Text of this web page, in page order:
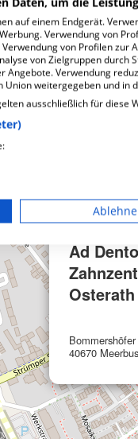
von Ad Dento
Ad
Osterath
40670
auf einem Endgerät.
Verwendung von
von Profilen
von Zielgruppen
Angebote. Verwendung
weitergegeben und in
ausschließlich für diese
Auswahl von
Werbung
personalisierter
von Inhalten
personalisierter